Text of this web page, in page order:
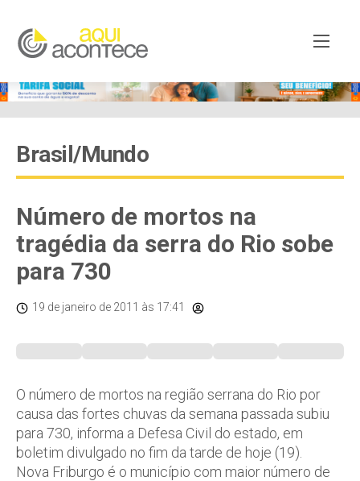
Brasil/Mundo
Número de mortos na
tragédia da serra do Rio sobe
para 730
19 de janeiro de 2011 às 17:41
O número de mortos na região serrana do Rio por
causa das fortes chuvas da semana passada subiu
para 730, informa a Defesa Civil do estado, em
boletim divulgado no fim da tarde de hoje (19).
Nova Friburgo é o município com maior número de